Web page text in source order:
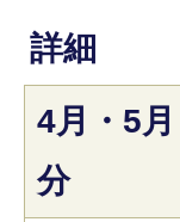
詳細
4月・5
分